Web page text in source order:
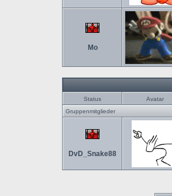
Mo
Status Avatar
Gruppenmitglieder
DvD_Snake88